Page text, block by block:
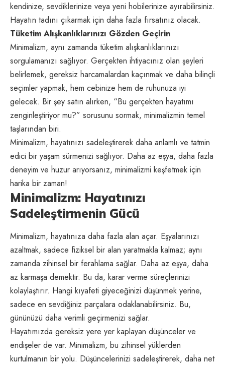
kendinize, sevdiklerinize veya yeni hobilerinize ayırabilirsiniz.
Hayatın tadını çıkarmak için daha fazla fırsatınız olacak.
Tüketim Alışkanlıklarınızı Gözden Geçirin
Minimalizm, aynı zamanda tüketim alışkanlıklarınızı
sorgulamanızı sağlıyor. Gerçekten ihtiyacınız olan şeyleri
belirlemek, gereksiz harcamalardan kaçınmak ve daha bilinçli
seçimler yapmak, hem cebinize hem de ruhunuza iyi
gelecek. Bir şey satın alırken, “Bu gerçekten hayatımı
zenginleştiriyor mu?” sorusunu sormak, minimalizmin temel
taşlarından biri.
Minimalizm, hayatınızı sadeleştirerek daha anlamlı ve tatmin
edici bir yaşam sürmenizi sağlıyor. Daha az eşya, daha fazla
deneyim ve huzur arıyorsanız, minimalizmi keşfetmek için
harika bir zaman!
Minimalizm: Hayatınızı
Sadeleştirmenin Gücü
Minimalizm, hayatınıza daha fazla alan açar. Eşyalarınızı
azaltmak, sadece fiziksel bir alan yaratmakla kalmaz; aynı
zamanda zihinsel bir ferahlama sağlar. Daha az eşya, daha
az karmaşa demektir. Bu da, karar verme süreçlerinizi
kolaylaştırır. Hangi kıyafeti giyeceğinizi düşünmek yerine,
sadece en sevdiğiniz parçalara odaklanabilirsiniz. Bu,
gününüzü daha verimli geçirmenizi sağlar.
Hayatımızda gereksiz yere yer kaplayan düşünceler ve
endişeler de var. Minimalizm, bu zihinsel yüklerden
kurtulmanın bir yolu. Düşüncelerinizi sadeleştirerek, daha net